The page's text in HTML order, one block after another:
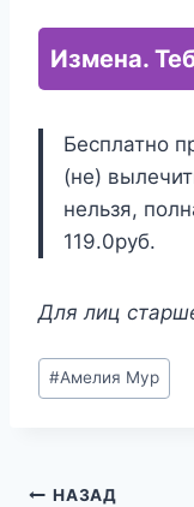
Измена.
Бесплатно
(не)
нельзя,
119.0руб.
Для лиц
Метки
записи:
#Амелия Мур
НАЗАД